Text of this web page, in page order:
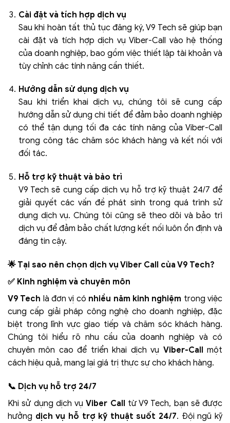
Cài đặt và tích hợp dịch vụ
Sau khi hoàn tất thủ tục đăng ký, V9 Tech sẽ giúp bạn
cài đặt và tích hợp dịch vụ Viber-Call vào hệ thống
của doanh nghiệp, bao gồm việc thiết lập tài khoản và
tùy chỉnh các tính năng cần thiết.
Hướng dẫn sử dụng dịch vụ
Sau khi triển khai dịch vụ, chúng tôi sẽ cung cấp
hướng dẫn sử dụng chi tiết để đảm bảo doanh nghiệp
có thể tận dụng tối đa các tính năng của Viber-Call
trong công tác chăm sóc khách hàng và kết nối với
đối tác.
Hỗ trợ kỹ thuật và bảo trì
V9 Tech sẽ cung cấp dịch vụ hỗ trợ kỹ thuật 24/7 để
giải quyết các vấn đề phát sinh trong quá trình sử
dụng dịch vụ. Chúng tôi cũng sẽ theo dõi và bảo trì
dịch vụ để đảm bảo chất lượng kết nối luôn ổn định và
đáng tin cậy.
🌟 Tại sao nên chọn dịch vụ Viber Call của V9 Tech?
✅ Kinh nghiệm và chuyên môn
V9 Tech là đơn vị có nhiều năm kinh nghiệm trong việc
cung cấp giải pháp công nghệ cho doanh nghiệp, đặc
biệt trong lĩnh vực giao tiếp và chăm sóc khách hàng.
Chúng tôi hiểu rõ nhu cầu của doanh nghiệp và có
chuyên môn cao để triển khai dịch vụ Viber-Callmột
cách hiệu quả, mang lại giá trị thực sự cho khách hàng.
📞 Dịch vụ hỗ trợ 24/7
Khi sử dụng dịch vụViber Calltừ V9 Tech, bạn sẽ được
hưởng dịch vụ hỗ trợ kỹ thuật suốt 24/7. Đội ngũ kỹ